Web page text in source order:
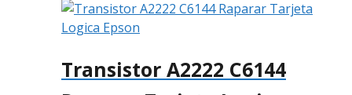
Transistor A2222 C6144